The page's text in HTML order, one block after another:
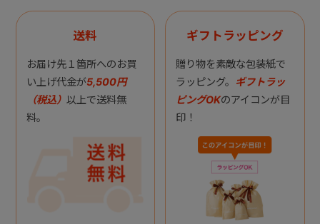
送料
お届け先１箇所へのお買
い上げ代金が5,500円
（税込） 以上で送料無
料。
ギフトラッピング
贈り物を素敵な包装紙で
ラッピング。 ギフトラッ
ピングOKのアイコンが目
印！